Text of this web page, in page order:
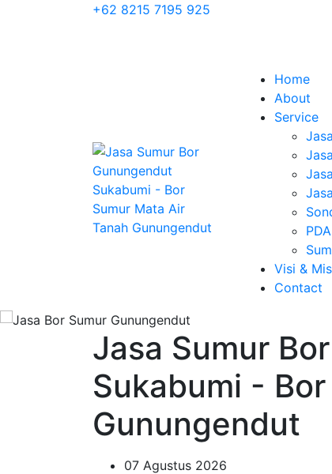
+62 8215 7195 925
Home
About
Service
Visi &
Contact
Jasa Sumur
Sukabumi -
Gunungendut
07 Agustus 2026